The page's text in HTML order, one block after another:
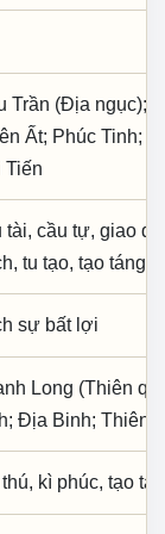
Trần (Địa ngục);
Ất; Phúc Tinh;
tài, cầu tự, giao
tu tạo, tạo táng,
sự bất lợi
Long (Thiên
Địa Binh; Thiên
kì phúc, tạo